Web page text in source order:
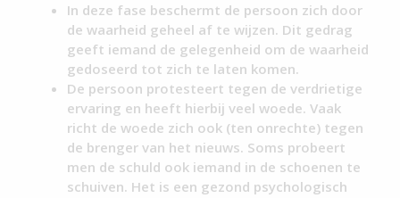
In deze fase beschermt de persoon zich door
de waarheid geheel af te wijzen. Dit gedrag
geeft iemand de gelegenheid om de waarheid
gedoseerd tot zich te laten komen.
De persoon protesteert tegen de verdrietige
ervaring en heeft hierbij veel woede. Vaak
richt de woede zich ook (ten onrechte) tegen
de brenger van het nieuws. Soms probeert
men de schuld ook iemand in de schoenen te
schuiven. Het is een gezond psychologisch